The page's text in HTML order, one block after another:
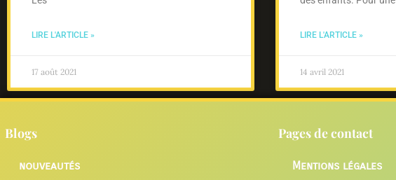
LIRE L'ARTICLE »
17 août 2021
LIRE L'ARTICLE »
14 avril 2021
Blogs
nouveautés
Pages de contact
Mentions légales